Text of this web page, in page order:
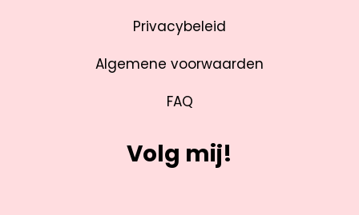
Privacybeleid
Algemene voorwaarden
FAQ
Volg mij!